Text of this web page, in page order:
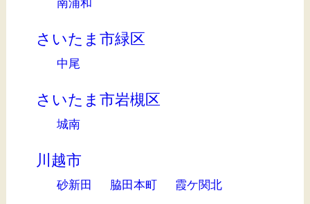
南浦和
さいたま市緑区
中尾
さいたま市岩槻区
城南
川越市
砂新田 脇田本町 霞ケ関北